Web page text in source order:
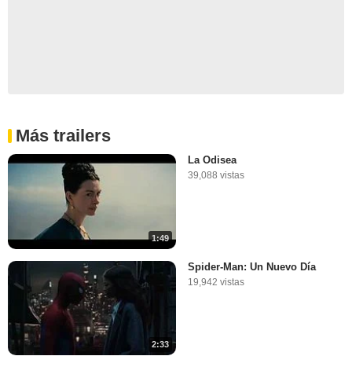
Más trailers
1:49
La Odisea
39,088 vistas
2:33
Spider-Man: Un Nuevo Día
19,942 vistas